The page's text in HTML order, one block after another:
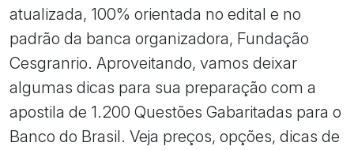
atualizada, 100% orientada no edital e no
padrão da banca organizadora, Fundação
Cesgranrio. Aproveitando, vamos deixar
algumas dicas para sua preparação com a
apostila de 1.200 Questões Gabaritadas para o
Banco do Brasil. Veja preços, opções, dicas de